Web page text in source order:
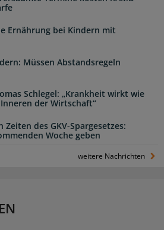
Ernährung bei Kindern mit
Müssen Abstandsregeln
Schlegel: „Krankheit wirkt wie
der Wirtschaft“
des GKV-Spargesetzes:
Woche geben
weitere Nachrichten